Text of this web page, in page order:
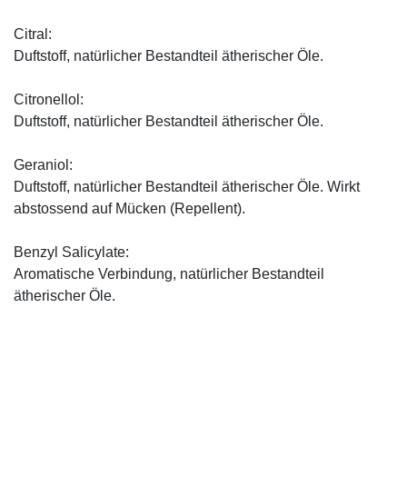
Citral:
Duftstoff, natürlicher Bestandteil ätherischer Öle.
Citronellol:
Duftstoff, natürlicher Bestandteil ätherischer Öle.
Geraniol:
Duftstoff, natürlicher Bestandteil ätherischer Öle. Wirkt
abstossend auf Mücken (Repellent).
Benzyl Salicylate:
Aromatische Verbindung, natürlicher Bestandteil
ätherischer Öle.